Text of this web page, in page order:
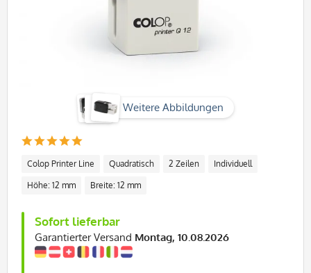
Weitere Abbildungen
Colop Printer Line Quadratisch 2 Zeilen Individuell
Höhe: 12 mm Breite: 12 mm
Sofort lieferbar
Garantierter Versand Montag, 10.08.2026